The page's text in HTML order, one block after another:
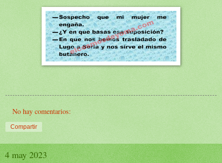
No hay comentarios:
Compartir
4 may 2023